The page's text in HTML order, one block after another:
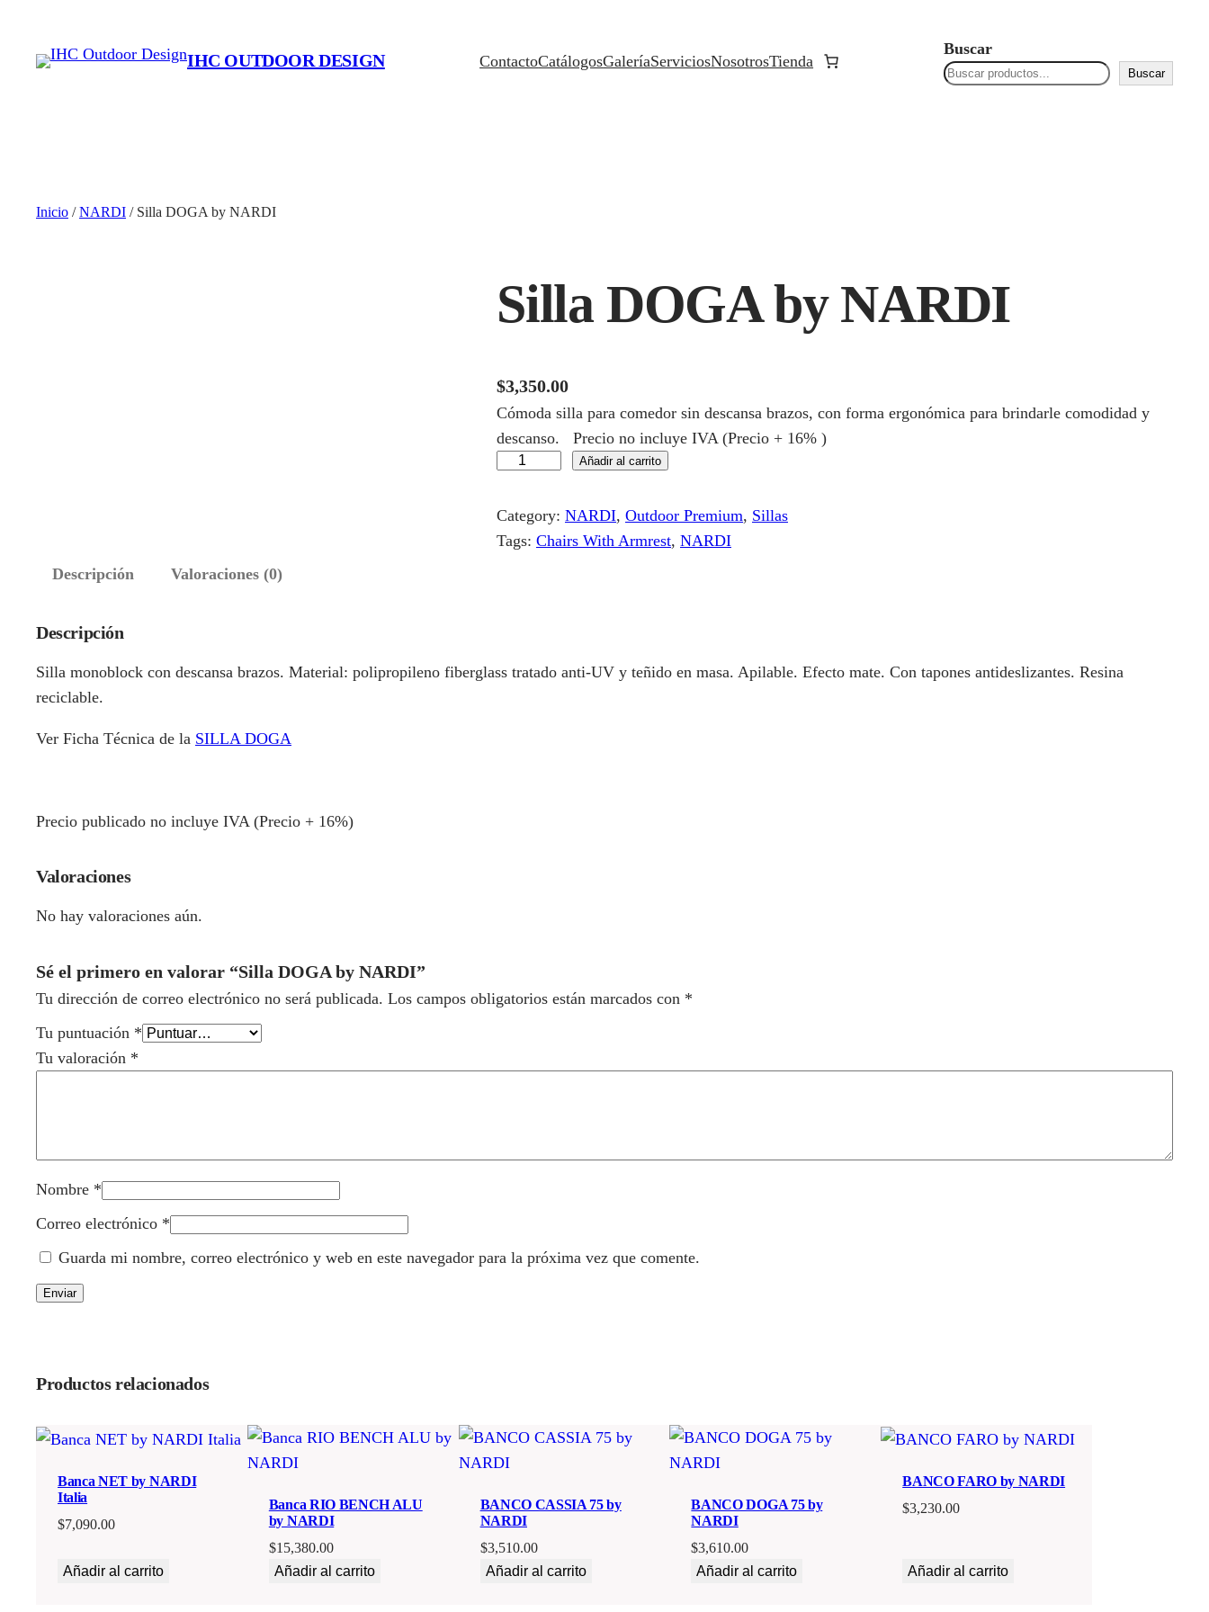
contenido
IHC OUTDOOR DESIGN ContactoCatálogosGaleríaServiciosNosotrosTienda
Buscar
Buscar
Inicio /NARDI / Silla DOGA by NARDI
Silla DOGA by NARDI
$3,350.00
Cómoda silla para comedor sin descansa brazos, con forma ergonómica para brindarle comodidad y
descanso. Precio no incluye IVA (Precio + 16% )
l
l
d
Añadir al carrito
Category: NARDI, Outdoor Premium, Sillas
Tags: Chairs With Armrest, NARDI
Descripción
Valoraciones (0)
Descripción
Silla monoblock con descansa brazos. Material: polipropileno fiberglass tratado anti-UV y teñido en masa. Apilable. Efecto mate. Con tapones antideslizantes. Resina
reciclable.
Ver Ficha Técnica de la SILLA DOGA
Precio publicado no incluye IVA (Precio + 16%)
Valoraciones
No hay valoraciones aún.
Sé el primero en valorar “Silla DOGA by NARDI”
Tu dirección de correo electrónico no será publicada. Los campos obligatorios están marcados con *
Tu puntuación *
Tu valoración *
Nombre *
Correo electrónico *
Guarda mi nombre, correo electrónico y web en este navegador para la próxima vez que comente.
Productos relacionados
Banca NET by NARDI
Italia
$7,090.00
Añadir al carrito
Banca RIO BENCH ALU
by NARDI
$15,380.00
Añadir al carrito
BANCO CASSIA 75 by
NARDI
$3,510.00
Añadir al carrito
BANCO DOGA 75 by
NARDI
$3,610.00
Añadir al carrito
BANCO FARO by NARDI
$3,230.00
Añadir al carrito